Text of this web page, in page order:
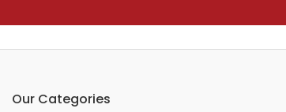
Our Categories